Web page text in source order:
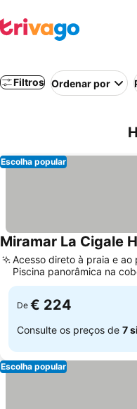
Filtros Ordenar por
Escolha popular
Miramar La Cigale
Acesso direto à praia e ao
Piscina panorâmica na
De € 224
Consulte os preços de 7
Escolha popular